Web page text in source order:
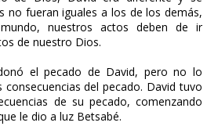
no fueran iguales a los de los demás,
nuestros actos deben de ir
de nuestro Dios.
el pecado de David, pero no lo
del pecado. David tuvo
de su pecado, comenzando
le dio a luz Betsabé.